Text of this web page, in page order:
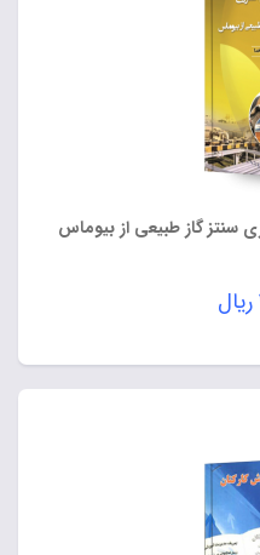
سنتز گاز طبیعی از بیوماس
ریال